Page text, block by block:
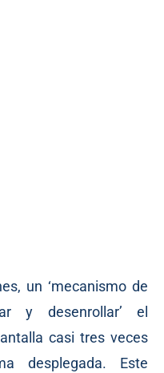
un ‘mecanismo de
y desenrollar’ el
casi tres veces
desplegada. Este